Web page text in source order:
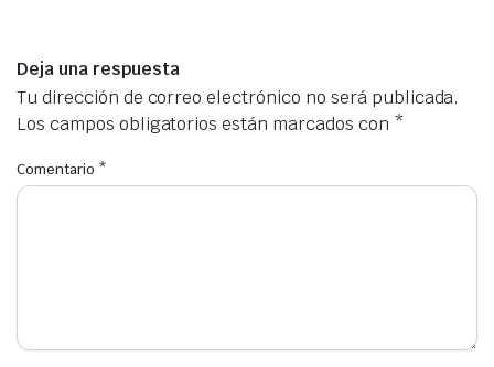
Deja una respuesta
Tu dirección de correo electrónico no será publicada.
Los campos obligatorios están marcados con *
Comentario *